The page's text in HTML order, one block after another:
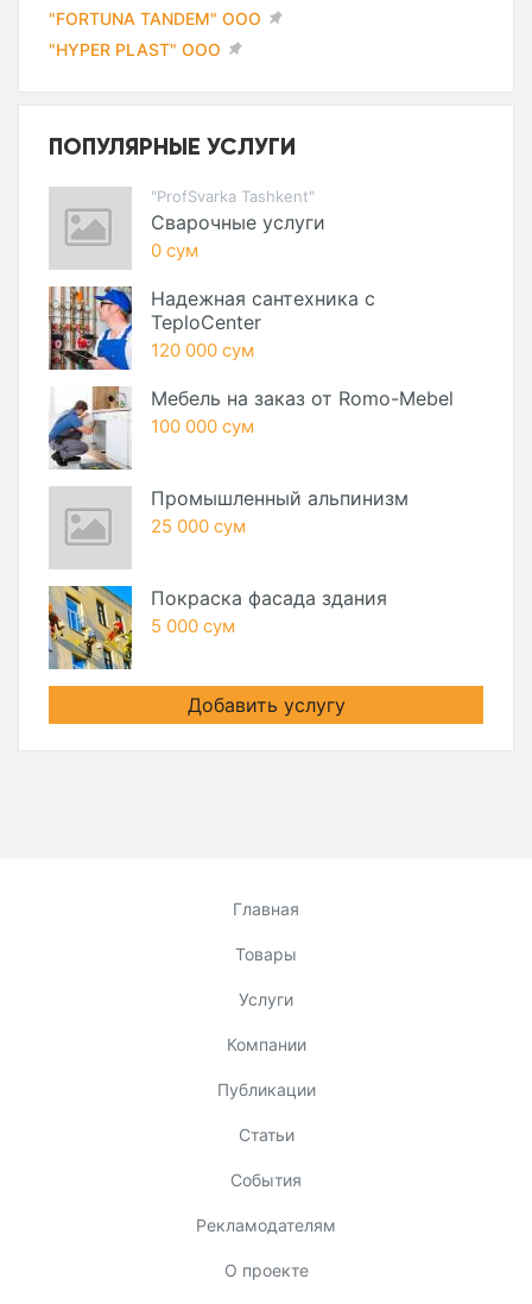
"FORTUNA TANDEM" ООО
"HYPER PLAST" ООО
ПОПУЛЯРНЫЕ УСЛУГИ
"ProfSvarka Tashkent"
Сварочные услуги
0 сум
Надежная сантехника с
TeploCenter
120 000 сум
Мебель на заказ от Romo-Mebel
100 000 сум
Промышленный альпинизм
25 000 сум
Покраска фасада здания
5 000 сум
Добавить услугу
Главная
Товары
Услуги
Компании
Публикации
Статьи
События
Рекламодателям
О проекте